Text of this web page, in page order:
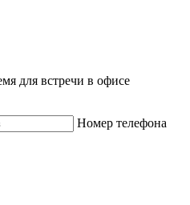
для встречи в офисе
Номер телефона